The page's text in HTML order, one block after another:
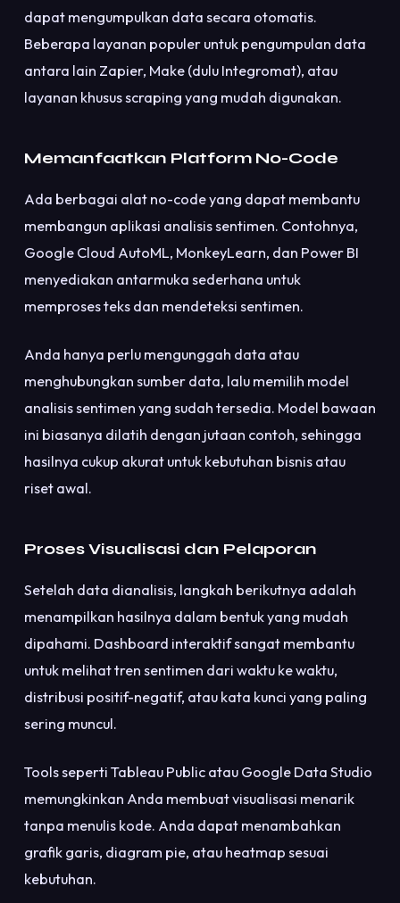
dapat mengumpulkan data secara otomatis.
Beberapa layanan populer untuk pengumpulan data
antara lain Zapier, Make (dulu Integromat), atau
layanan khusus scraping yang mudah digunakan.
Memanfaatkan Platform No-Code
Ada berbagai alat no-code yang dapat membantu
membangun aplikasi analisis sentimen. Contohnya,
Google Cloud AutoML, MonkeyLearn, dan Power BI
menyediakan antarmuka sederhana untuk
memproses teks dan mendeteksi sentimen.
Anda hanya perlu mengunggah data atau
menghubungkan sumber data, lalu memilih model
analisis sentimen yang sudah tersedia. Model bawaan
ini biasanya dilatih dengan jutaan contoh, sehingga
hasilnya cukup akurat untuk kebutuhan bisnis atau
riset awal.
Proses Visualisasi dan Pelaporan
Setelah data dianalisis, langkah berikutnya adalah
menampilkan hasilnya dalam bentuk yang mudah
dipahami. Dashboard interaktif sangat membantu
untuk melihat tren sentimen dari waktu ke waktu,
distribusi positif-negatif, atau kata kunci yang paling
sering muncul.
Tools seperti Tableau Public atau Google Data Studio
memungkinkan Anda membuat visualisasi menarik
tanpa menulis kode. Anda dapat menambahkan
grafik garis, diagram pie, atau heatmap sesuai
kebutuhan.